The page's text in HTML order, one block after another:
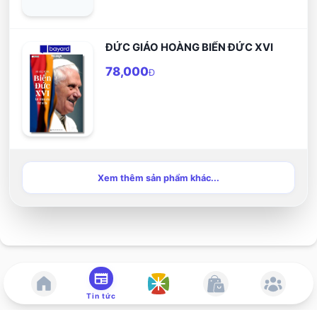
ĐỨC GIÁO HOÀNG BIỂN ĐỨC XVI
78,000Đ
Xem thêm sản phẩm khác...
Tin tức